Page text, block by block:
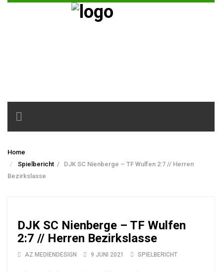
Toggle
navigation
Home
Spielbericht /
DJK SC Nienberge – TF Wulfen 2:7 // Herren
Bezirkslasse
DJK SC Nienberge – TF Wulfen
2:7 // Herren Bezirkslasse
AZ MEDIENDESIGN 9 JUNI 2021 SPIELBERICHT